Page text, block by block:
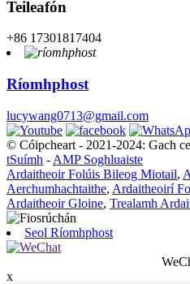
Teileafón
+86 17301817404
Ríomhphost
lucywang0713@gmail.com
© Cóipcheart - 2021-2024: Gach
tSuímh - AMP Soghluaiste
Ardaitheoir Folúis Bileog Miotail,
Aerchumhachtaithe, Ardaitheoirí
Ardaitheoir Gloine, Trealamh
Seol Ríomhphost
x